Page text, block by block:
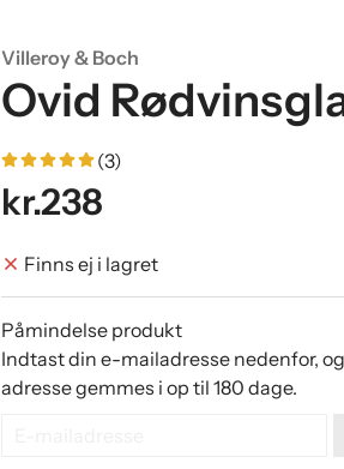
Villeroy & Boch
Ovid
(3)
kr.238
Finns ej i lagret
Påmindelse produkt
Indtast din e-mailadresse nedenfor,
adresse gemmes i op til 180 dage.